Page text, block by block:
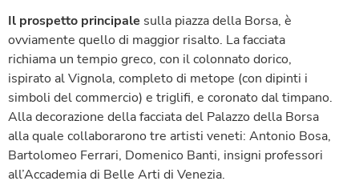
Il prospetto principale sulla piazza della Borsa, è
ovviamente quello di maggior risalto. La facciata
richiama un tempio greco, con il colonnato dorico,
ispirato al Vignola, completo di metope (con dipinti i
simboli del commercio) e triglifi, e coronato dal timpano.
Alla decorazione della facciata del Palazzo della Borsa
alla quale collaborarono tre artisti veneti: Antonio Bosa,
Bartolomeo Ferrari, Domenico Banti, insigni professori
all’Accademia di Belle Arti di Venezia.